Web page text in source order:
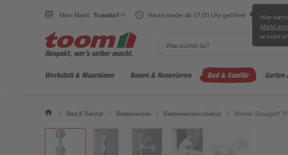
Mein Markt: Troisdorf Heute wieder ab 07:00 Uhr geöffnet Hier
Markt
er nicht
Werkstatt & Maschinen Bauen & Renovieren Bad & Sanitär Garten
/ Bad & Sanitär / Badewannen / Badewannenzubehör / Winkel-Sauggriff